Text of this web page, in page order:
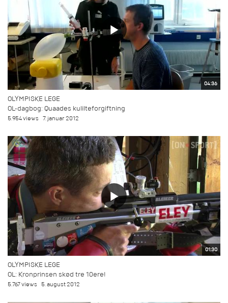
04:36
OLYMPISKE LEGE
OL-dagbog: Quaades kulilteforgiftning
5.954 views 7. januar 2012
01:30
OLYMPISKE LEGE
OL: Kronprinsen skød tre 10ere!
5.767 views 5. august 2012